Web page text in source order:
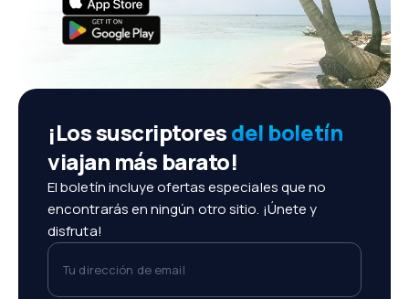
¡Los suscriptoresdel boletín
viajan más barato!
El boletín incluye ofertas especiales que no
encontrarás en ningún otro sitio. ¡Únete y
disfruta!
Tu dirección de email